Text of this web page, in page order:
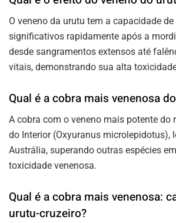
O veneno da urutu tem a capacidade
significativos rapidamente após a
desde sangramentos extensos até
vitais, demonstrando sua alta
Qual é a cobra mais venenosa
A cobra com o veneno mais potente do
do Interior (Oxyuranus microlepidotus),
Austrália, superando outras espécies
toxicidade venenosa.
Qual é a cobra mais venenosa:
urutu-cruzeiro?